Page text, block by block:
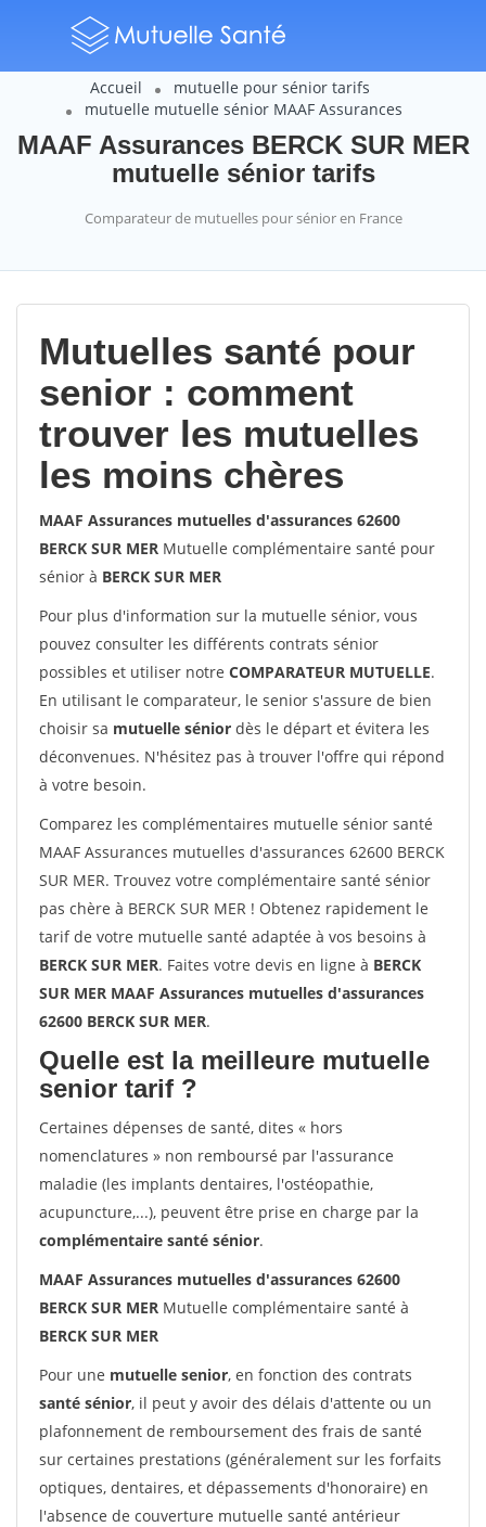
Accueil
mutuelle pour sénior tarifs
mutuelle mutuelle sénior MAAF Assurances
MAAF Assurances BERCK SUR MER
mutuelle sénior tarifs
Comparateur de mutuelles pour sénior en France
Mutuelles santé pour
senior : comment
trouver les mutuelles
les moins chères
MAAF Assurances mutuelles d'assurances 62600
BERCK SUR MER Mutuelle complémentaire santé pour
sénior à BERCK SUR MER
Pour plus d'information sur la mutuelle sénior, vous
pouvez consulter les différents contrats sénior
possibles et utiliser notre COMPARATEUR MUTUELLE.
En utilisant le comparateur, le senior s'assure de bien
choisir sa mutuelle sénior dès le départ et évitera les
déconvenues. N'hésitez pas à trouver l'offre qui répond
à votre besoin.
Comparez les complémentaires mutuelle sénior santé
MAAF Assurances mutuelles d'assurances 62600 BERCK
SUR MER. Trouvez votre complémentaire santé sénior
pas chère à BERCK SUR MER ! Obtenez rapidement le
tarif de votre mutuelle santé adaptée à vos besoins à
BERCK SUR MER. Faites votre devis en ligne à BERCK
SUR MER MAAF Assurances mutuelles d'assurances
62600 BERCK SUR MER.
Quelle est la meilleure mutuelle
senior tarif ?
Certaines dépenses de santé, dites « hors
nomenclatures » non remboursé par l'assurance
maladie (les implants dentaires, l'ostéopathie,
acupuncture,...), peuvent être prise en charge par la
complémentaire santé sénior.
MAAF Assurances mutuelles d'assurances 62600
BERCK SUR MER Mutuelle complémentaire santé à
BERCK SUR MER
Pour une mutuelle senior, en fonction des contrats
santé sénior, il peut y avoir des délais d'attente ou un
plafonnement de remboursement des frais de santé
sur certaines prestations (généralement sur les forfaits
optiques, dentaires, et dépassements d'honoraire) en
l'absence de couverture mutuelle santé antérieur